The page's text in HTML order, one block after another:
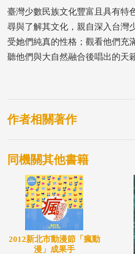
臺灣少數民族文化豐富且具有特
尋與了解其文化，親自深入台灣
受她們純真的性格；觀看他們充
聽他們與大自然融合後唱出的天
切都深深印入他的眼簾，中泰用
繪，以水墨間接讓觀者也感受到
作者相關著作
同機關其他書籍
2012新北市動漫節「瘋動
漫」成果手